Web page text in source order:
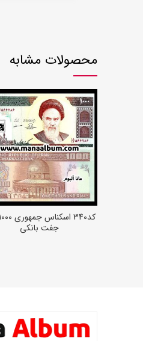
محصولات مشابه
افزودن به سبد خرید
جفت بانکی